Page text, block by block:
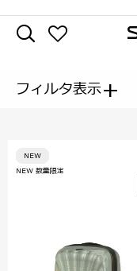
フィルタ表示+
NEW 数量限定
NEW